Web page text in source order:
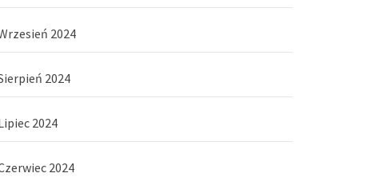
2024
2024
2024
2024